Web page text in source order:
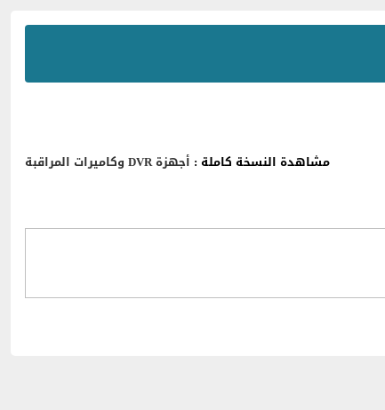
مشاهدة النسخة كاملة : أجهزة DVR وكاميرات المراقبة